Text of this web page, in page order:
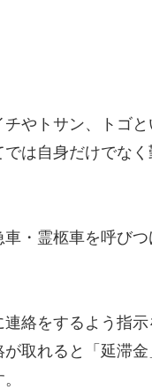
やトサン、トゴ
は自身だけでなく
・霊柩車を呼びつ
絡をするよう指
取れると「延滞